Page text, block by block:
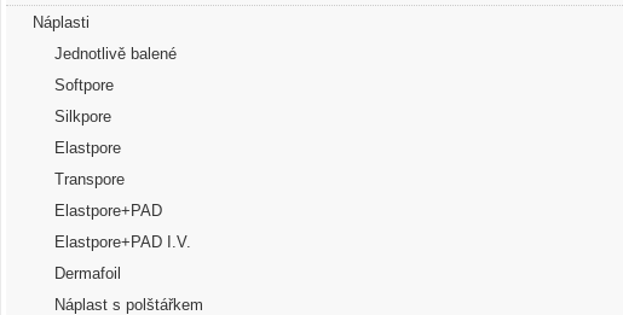
Náplasti
Jednotlivě balené
Softpore
Silkpore
Elastpore
Transpore
Elastpore+PAD
Elastpore+PAD I.V.
Dermafoil
Náplast s polštářkem